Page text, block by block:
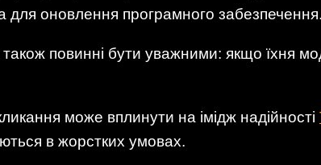
для оновлення програмного забезпечення.
повинні бути уважними: якщо їхня
може вплинути на імідж надійності
в жорстких умовах.